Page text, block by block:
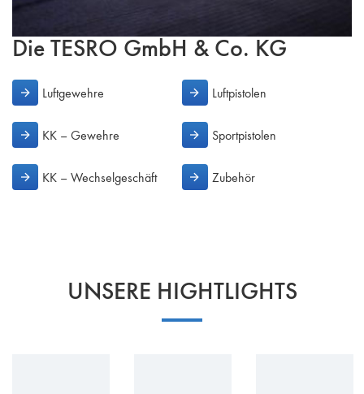
Die TESRO GmbH & Co. KG
Luftgewehre Luftpistolen
KK – Gewehre Sportpistolen
KK – Wechselgeschäft Zubehör
UNSERE HIGHTLIGHTS